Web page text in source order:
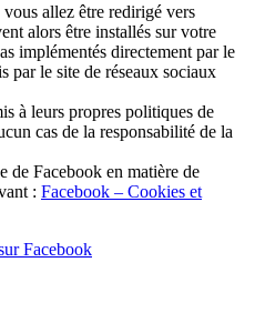
allez être redirigé vers
alors être installés sur votre
implémentés directement par le
par le site de réseaux sociaux
à leurs propres politiques de
cas de la responsabilité de la
de Facebook en matière de
: Facebook – Cookies et
Facebook